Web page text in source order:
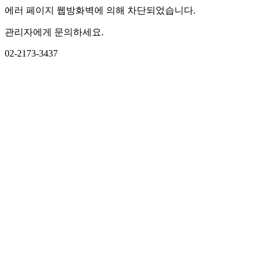
에러 페이지 웹방화벽에 의해 차단되었습니다.
관리자에게 문의하세요.
02-2173-3437